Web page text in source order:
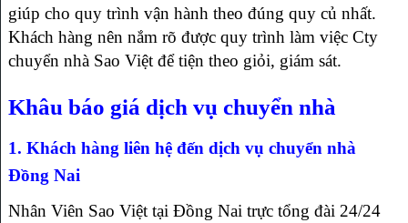
giúp cho quy trình vận hành theo đúng quy củ nhất.
Khách hàng nên nắm rõ được quy trình làm việc Cty
chuyển nhà Sao Việt để tiện theo giỏi, giám sát.
Khâu báo giá dịch vụ chuyển nhà
1. Khách hàng liên hệ đến dịch vụ chuyển nhà
Đồng Nai
Nhân Viên Sao Việt tại Đồng Nai trực tổng đài 24/24